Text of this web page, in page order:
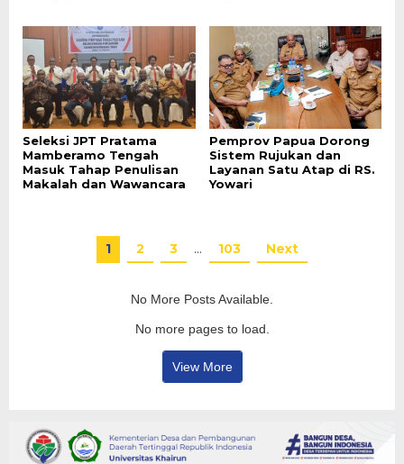
Seleksi JPT Pratama
Mamberamo Tengah
Masuk Tahap Penulisan
Makalah dan Wawancara
Pemprov Papua Dorong
Sistem Rujukan dan
Layanan Satu Atap di RS.
Yowari
1 2 3 … 103 Next
No More Posts Available.
No more pages to load.
View More